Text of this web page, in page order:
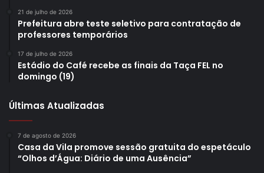
21 de julho de 2026
Prefeitura abre teste seletivo para contratação de
professores temporários
17 de julho de 2026
Estádio do Café recebe as finais da Taça FEL no
domingo (19)
Últimas Atualizadas
7 de agosto de 2026
Casa da Vila promove sessão gratuita do espetáculo
“Olhos d’Água: Diário de uma Ausência”